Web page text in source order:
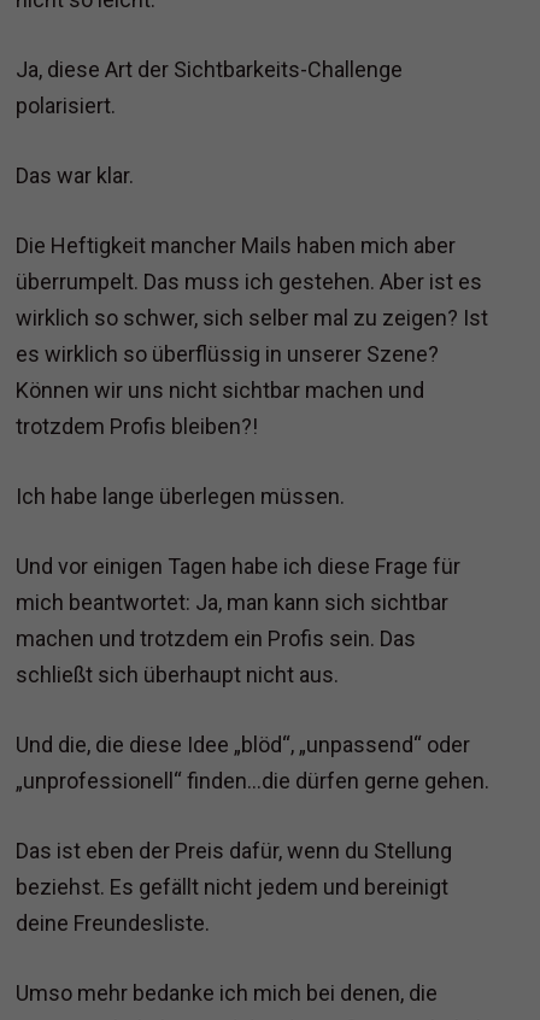
Ja, diese Art der Sichtbarkeits-Challenge
polarisiert.
Das war klar.
Die Heftigkeit mancher Mails haben mich aber
überrumpelt. Das muss ich gestehen. Aber ist es
wirklich so schwer, sich selber mal zu zeigen? Ist
es wirklich so überflüssig in unserer Szene?
Können wir uns nicht sichtbar machen und
trotzdem Profis bleiben?!
Ich habe lange überlegen müssen.
Und vor einigen Tagen habe ich diese Frage für
mich beantwortet: Ja, man kann sich sichtbar
machen und trotzdem ein Profis sein. Das
schließt sich überhaupt nicht aus.
Und die, die diese Idee „blöd“, „unpassend“ oder
„unprofessionell“ finden…die dürfen gerne gehen.
Das ist eben der Preis dafür, wenn du Stellung
beziehst. Es gefällt nicht jedem und bereinigt
deine Freundesliste.
Umso mehr bedanke ich mich bei denen, die